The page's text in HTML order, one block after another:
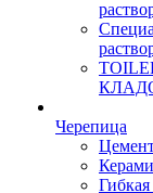
Черепица